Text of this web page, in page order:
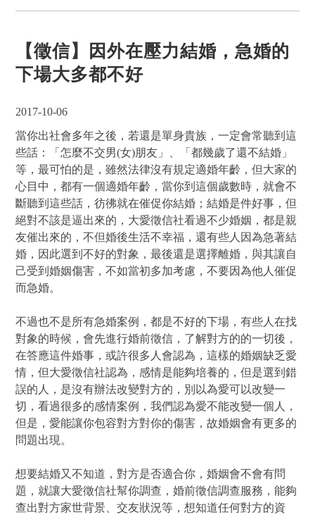
【徵信】因外在壓力結婚，急婚的
下場大多都不好
2017-10-06
當你出社會多年之後，若還是單身貴族，一定會常聽到這
些話：「怎麼不交男(女)朋友」、「都幾歲了還不結婚」
等，最可怕的是，雖然法律沒有規定適婚年齡，但大家的
心目中，都有一個適婚年齡，當你到這個歲數時，就會不
斷聽到這些話，彷彿就在催促你結婚；結婚是件好事，但
絕對不該是逼出來的，大愛徵信社看過不少婚姻，都是親
友催出來的，不但婚後生活不幸福，還有些人因為急著結
婚，因此選到不好的對象，最後還是選擇離婚，與其讓自
己受到婚姻傷害，不如當初多加考慮，不要因為他人催促
而急婚。
不過也不是所有急婚案例，都是不好的下場，有些人在找
對象的時候，會先進行婚前徵信，了解對方的的一切後，
在答應這件婚事，或許很多人會認為，這樣的婚姻缺乏愛
情，但大愛徵信社認為，感情是能夠培養的，但是選到錯
誤的人，是沒有辦法改變對方的，別以為愛可以改變一
切，看過很多的感情案例，我們認為愛不能改變一個人，
但是，愛能讓你包容對方對你的傷害，故婚姻會有更多的
問題出現。
想要結婚又不知道，對方是否適合你，婚姻會不會有問
題，就讓大愛徵信社幫你調查，婚前徵信調查服務，能夠
查出對方家世背景、交友狀況等，想知道任何對方的資